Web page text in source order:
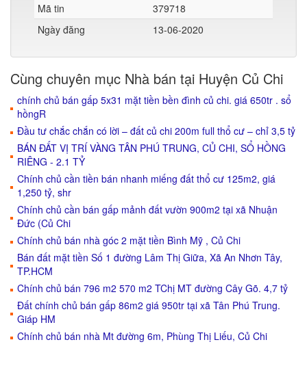
Mã tin
379718
Ngày đăng
13-06-2020
Cùng chuyên mục Nhà bán tại Huyện Củ Chi
chính chủ bán gấp 5x31 mặt tiền bền đình củ chi. giá 650tr . sổ
hồngR
Đầu tư chắc chắn có lời – đất củ chi 200m full thổ cư – chỉ 3,5 tỷ
BÁN ĐẤT VỊ TRÍ VÀNG TÂN PHÚ TRUNG, CỦ CHI, SỔ HỒNG
RIÊNG - 2.1 TỶ
Chính chủ cần tiền bán nhanh miếng đất thổ cư 125m2, giá
1,250 tỷ, shr
Chính chủ cần bán gấp mảnh đất vườn 900m2 tại xã Nhuận
Đức (Củ Chi
Chính chủ bán nhà góc 2 mặt tiền Bình Mỹ , Củ Chi
Bán đất mặt tiền Số 1 đường Lâm Thị Giữa, Xã An Nhơn Tây,
TP.HCM
Chính chủ bán 796 m2 570 m2 TChị MT đường Cây Gõ. 4,7 tỷ
Đất chính chủ bán gấp 86m2 giá 950tr tại xã Tân Phú Trung.
Giáp HM
Chính chủ bán nhà Mt đường 6m, Phùng Thị Liếu, Củ Chi